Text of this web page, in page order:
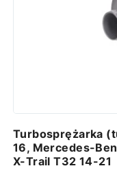
Turbosprężarka
16, Mercedes-
X-Trail T32 14-21